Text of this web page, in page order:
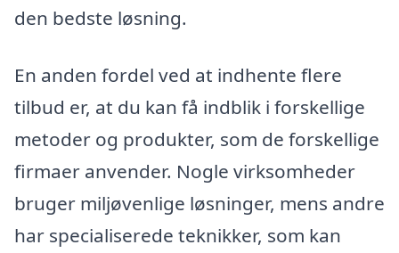
den bedste løsning.
En anden fordel ved at indhente flere
tilbud er, at du kan få indblik i forskellige
metoder og produkter, som de forskellige
firmaer anvender. Nogle virksomheder
bruger miljøvenlige løsninger, mens andre
har specialiserede teknikker, som kan